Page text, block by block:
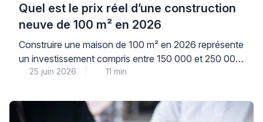
Quel est le prix réel d’une construction
neuve de 100 m² en 2026
Construire une maison de 100 m² en 2026 représente
un investissement compris entre 150 000 et 250 000
€, selon le type de construction et les finitions
d’aménagement. Cette fourchette large s’explique par
la multitude de paramètres qui influencent
25 juin 2026 11 min